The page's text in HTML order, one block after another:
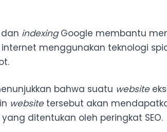
indexingGoogle membantu
menggunakan teknologi
bahwa suatu website
websitetersebut akan
ditentukan oleh peringkat SEO.